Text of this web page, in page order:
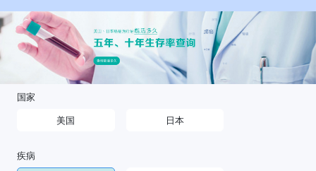
国家
美国
日本
疾病